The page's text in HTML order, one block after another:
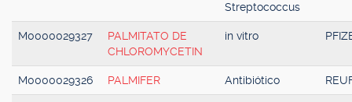
Streptococcus
M0000029327
PALMITATO DE
CHLOROMYCETIN
in vitro
M0000029326 PALMIFER Antibiótico